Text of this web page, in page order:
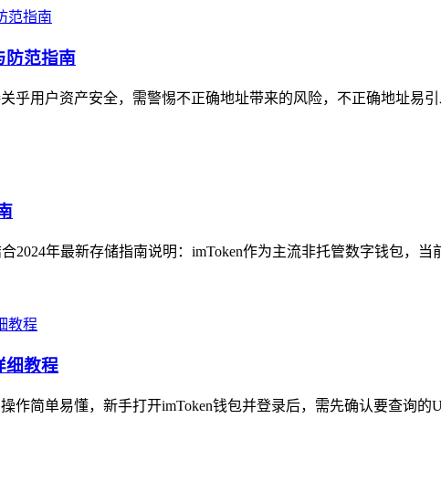
防范指南
乎用户资产安全，需警惕不正确地址带来的风险，不正确地址易
2024年最新存储指南说明：imToken作为主流非托管数字钱包，当
细教程
作简单易懂，新手打开imToken钱包并登录后，需先确认要查询的